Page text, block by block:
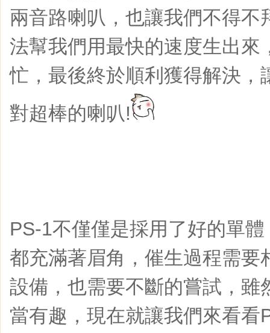
兩音路喇叭，也讓我們不得不
法幫我們用最快的速度生出來
忙，最後終於順利獲得解決，
對超棒的喇叭!
PS-1不僅僅是採用了好的單
都充滿著眉角，催生過程需要
設備，也需要不斷的嘗試，雖
當有趣，現在就讓我們來看看